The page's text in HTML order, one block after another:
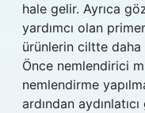
hale gelir. Ayrıca
yardımcı olan
ürünlerin ciltte
Önce nemlendirici
nemlendirme
ardından